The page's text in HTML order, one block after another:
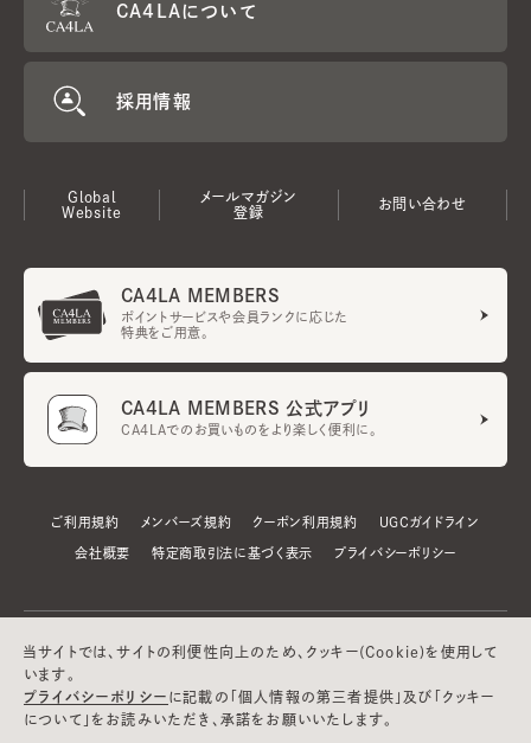
CA4LAについて
採用情報
Global
Website
メールマガジン
登録
お問い合わせ
CA4LA MEMBERS
ポイントサービスや会員ランクに応じた
特典をご用意。
CA4LA MEMBERS 公式アプリ
CA4LAでのお買いものをより楽しく便利に。
ご利用規約 メンバーズ規約 クーポン利用規約 UGCガイドライン
会社概要 特定商取引法に基づく表示 プライバシーポリシー
当サイトでは、サイトの利便性向上のため、クッキー(Cookie)を使用して
います。
プライバシーポリシー に記載の「個人情報の第三者提供」及び「クッキー
について」をお読みいただき、承諾をお願いいたします。